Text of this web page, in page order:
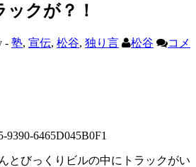
クが？！
- 塾, 宣伝, 松谷, 独り言 松谷
コメ
とびっくりビルの中にトラックがい